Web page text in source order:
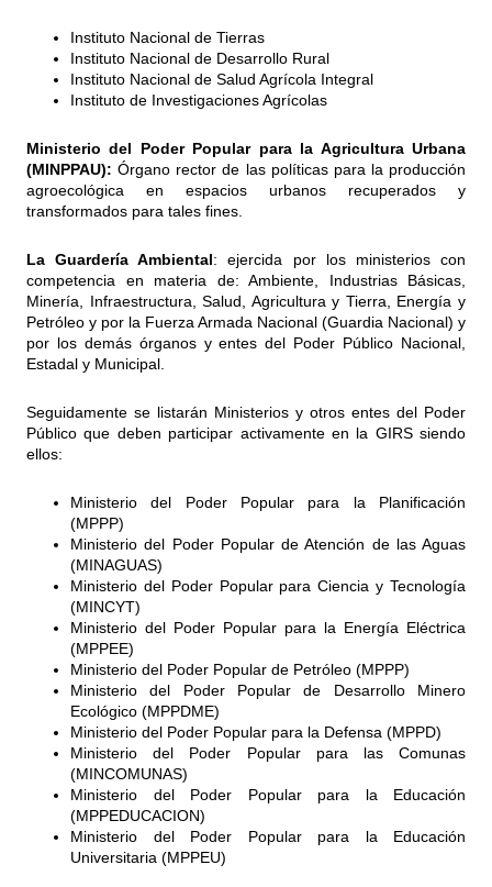
Instituto Nacional de Tierras
Instituto Nacional de Desarrollo Rural
Instituto Nacional de Salud Agrícola Integral
Instituto de Investigaciones Agrícolas
Ministerio del Poder Popular para la Agricultura Urbana
(MINPPAU):Órgano rector de las políticas para la producción
agroecológica en espacios urbanos recuperados y
transformados para tales fines.
La Guardería Ambiental: ejercida por los ministerios con
competencia en materia de: Ambiente, Industrias Básicas,
Minería, Infraestructura, Salud, Agricultura y Tierra, Energía y
Petróleo y por la Fuerza Armada Nacional (Guardia Nacional) y
por los demás órganos y entes del Poder Público Nacional,
Estadal y Municipal.
Seguidamente se listarán Ministerios y otros entes del Poder
Público que deben participar activamente en la GIRS siendo
ellos:
Ministerio del Poder Popular para la Planificación
(MPPP)
Ministerio del Poder Popular de Atención de las Aguas
(MINAGUAS)
Ministerio del Poder Popular para Ciencia y Tecnología
(MINCYT)
Ministerio del Poder Popular para la Energía Eléctrica
(MPPEE)
Ministerio del Poder Popular de Petróleo (MPPP)
Ministerio del Poder Popular de Desarrollo Minero
Ecológico (MPPDME)
Ministerio del Poder Popular para la Defensa (MPPD)
Ministerio del Poder Popular para las Comunas
(MINCOMUNAS)
Ministerio del Poder Popular para la Educación
(MPPEDUCACION)
Ministerio del Poder Popular para la Educación
Universitaria (MPPEU)